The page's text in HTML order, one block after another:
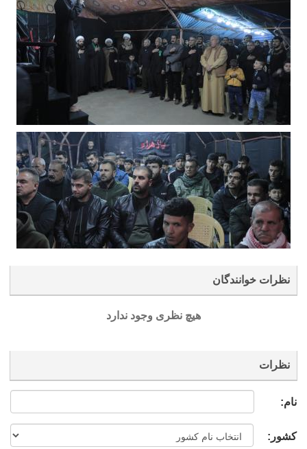
نظرات خوانندگان
هیچ نظری وجود ندارد
نظرات
نام:
کشور: